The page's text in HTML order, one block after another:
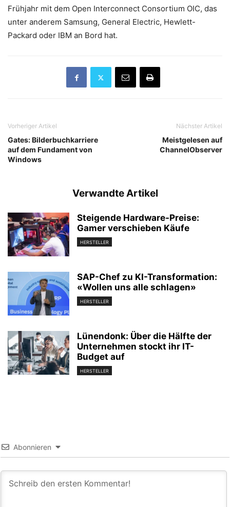
Frühjahr mit dem Open Interconnect Consortium OIC, das
unter anderem Samsung, General Electric, Hewlett-
Packard oder IBM an Bord hat.
Vorheriger Artikel
Gates: Bilderbuchkarriere
auf dem Fundament von
Windows
Nächster Artikel
Meistgelesen auf
ChannelObserver
Verwandte Artikel
Steigende Hardware-Preise:
Gamer verschieben Käufe
HERSTELLER
SAP-Chef zu KI-Transformation:
«Wollen uns alle schlagen»
HERSTELLER
Lünendonk: Über die Hälfte der
Unternehmen stockt ihr IT-
Budget auf
HERSTELLER
Abonnieren